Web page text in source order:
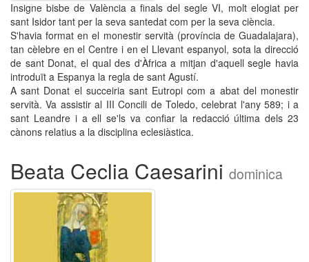
Insigne bisbe de València a finals del segle VI, molt elogiat per
sant Isidor tant per la seva santedat com per la seva ciència.
S'havia format en el monestir servità (província de Guadalajara),
tan cèlebre en el Centre i en el Llevant espanyol, sota la direcció
de sant Donat, el qual des d'Àfrica a mitjan d'aquell segle havia
introduït a Espanya la regla de sant Agustí.
A sant Donat el succeiria sant Eutropi com a abat del monestir
servità. Va assistir al III Concili de Toledo, celebrat l'any 589; i a
sant Leandre i a ell se'ls va confiar la redacció última dels 23
cànons relatius a la disciplina eclesiàstica.
Beata Ceclia Caesarini dominica